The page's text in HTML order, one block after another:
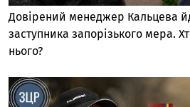
Довірений менеджер Кальцева
заступника запорізького мера.
нього?